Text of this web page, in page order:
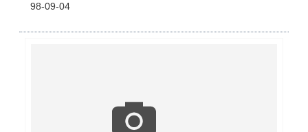
98-09-04